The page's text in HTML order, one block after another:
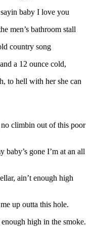
baby I love you
men’s bathroom stall
country song
a 12 ounce cold,
to hell with her she can
no climbin out of this poor
gone I’m at an all
ain’t enough high
up outta this hole.
high in the smoke.